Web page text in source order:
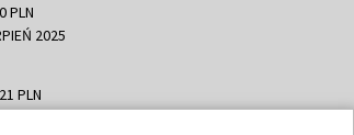
PLN
2025
PLN